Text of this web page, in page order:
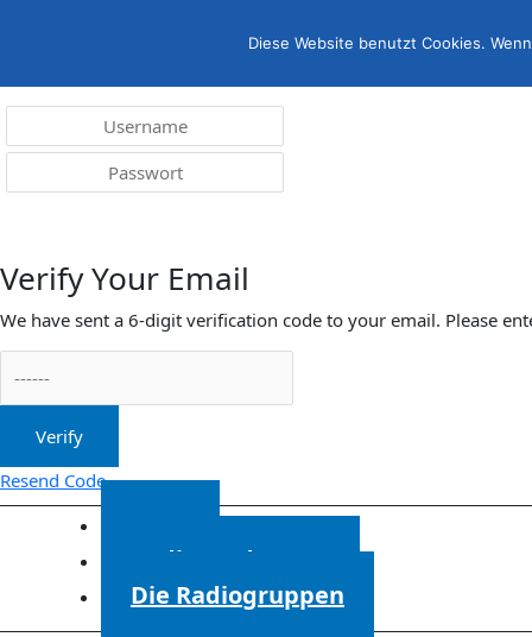
Verify Your Email
We have sent a 6-digit verification code to your email. Please
Verify
Resend Code
Radiosendungen
Die Radiogruppen
Diese Website benutzt Cookies.